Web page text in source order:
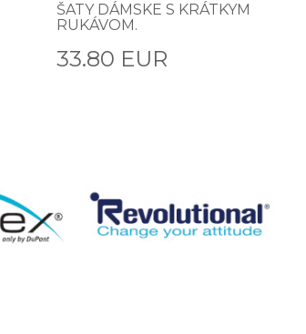
ŠATY DÁMSKE S KRÁTKYM
RUKÁVOM.
33.80 EUR